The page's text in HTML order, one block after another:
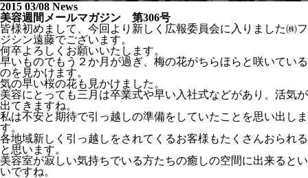
2015 03/08 News
美容週間メールマガジン 第306号
皆様初めまして、今回より新しく広報委員会に入りました㈱フ
ジシン遠藤でございます。
何卒よろしくお願いいたします。
早いものでもう２か月が過ぎ、梅の花がちらほらと咲いている
のを見かけます。
気の早い桜の花も見かけました。
美容にとっても三月は卒業式や早い入社式などがあり、活気が
出てきますね。
私は不安と期待で引っ越しの準備をしていたことを思い出しま
す。
各地域新しく引っ越しをされてくるお客様もたくさんおられる
と思います。
美容室が寂しい気持ちでいる方たちの癒しの空間に出来るとい
いですね。